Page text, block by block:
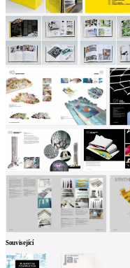
Související